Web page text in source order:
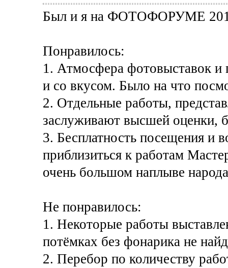
Был и я на ФОТОФОРУМЕ
Понравилось:
1. Атмосфера фотовыставок и
и со вкусом. Было на что
2. Отдельные работы,
заслуживают высшей оценки,
3. Бесплатность посещения и
приблизиться к работам
очень большом наплыве
Не понравилось:
1. Некоторые работы
потёмках без фонарика не
2. Перебор по количеству